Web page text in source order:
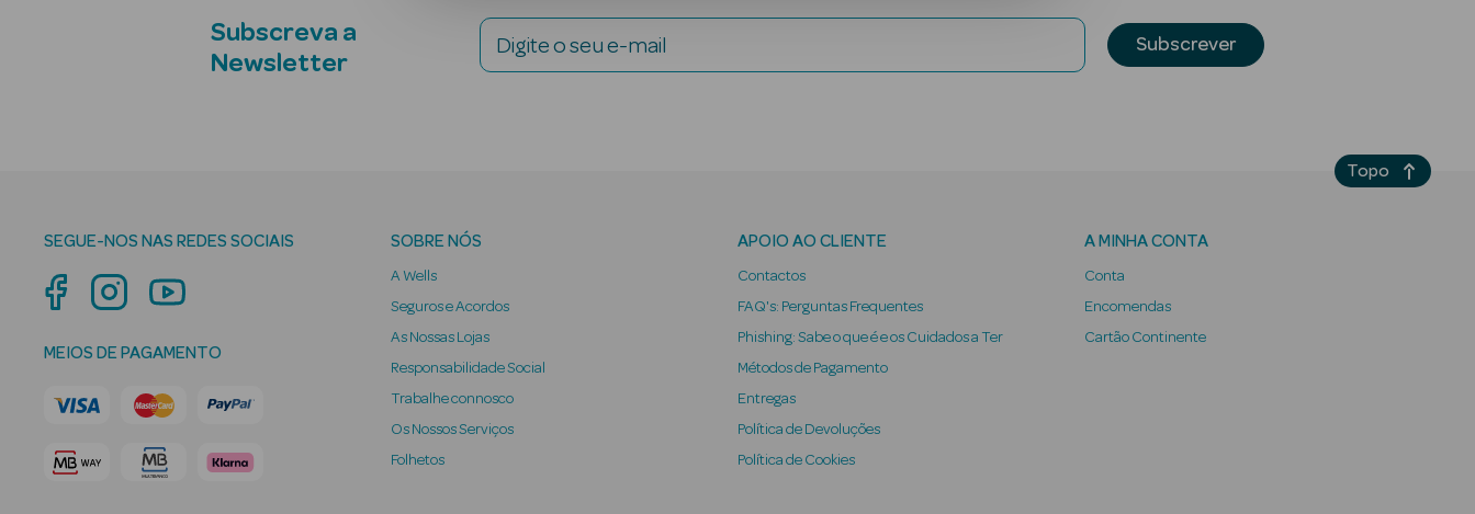
Subscreva a
Newsletter
Digite o seu e-mail Subscrever
SEGUE-NOS NAS REDES SOCIAIS
MEIOS DE PAGAMENTO
SOBRE NÓS
A Wells
Seguros e Acordos
As Nossas Lojas
Responsabilidade Social
Trabalhe connosco
Os Nossos Serviços
Folhetos
APOIO AO CLIENTE
Contactos
FAQ's: Perguntas Frequentes
Phishing: Sabe o que é e os Cuidados a Ter
Métodos de Pagamento
Entregas
Política de Devoluções
Política de Cookies
A MINHA CONTA
Conta
Encomendas
Cartão Continente
Topo